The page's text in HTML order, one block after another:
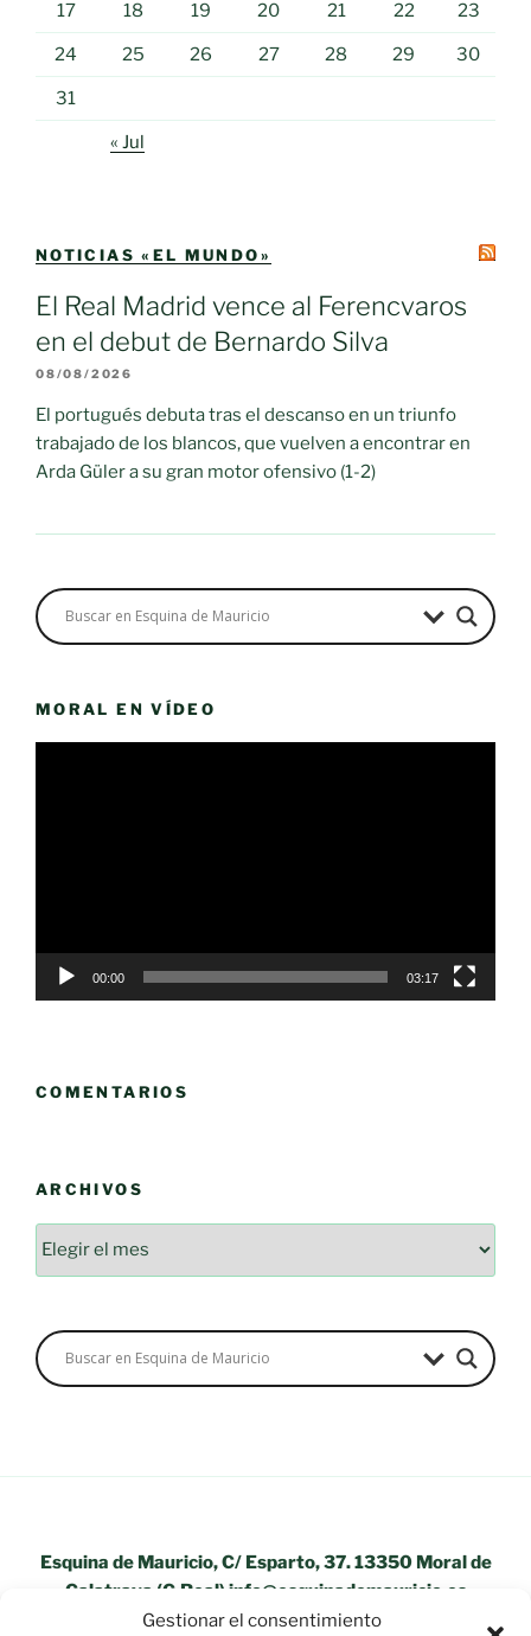
Gestionar el consentimiento
17 18 19 20 21 22 23
24 25 26 27 28 29 30
31
« Jul
NOTICIAS «EL MUNDO»
El Real Madrid vence al Ferencvaros
en el debut de Bernardo Silva
08/08/2026
El portugués debuta tras el descanso en un triunfo
trabajado de los blancos, que vuelven a encontrar en
Arda Güler a su gran motor ofensivo (1-2)
MORAL EN VÍDEO
00:00 03:17
COMENTARIOS
ARCHIVOS
Archivos
Esquina de Mauricio, C/ Esparto, 37. 13350 Moral de
Calatrava (C.Real) info@esquinademauricio.es